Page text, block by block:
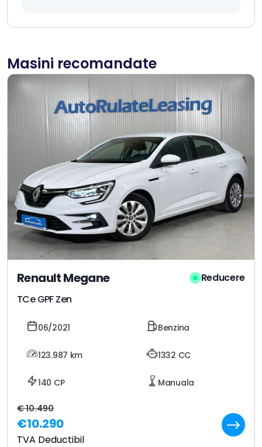
Masini recomandate
Renault Megane
TCe GPF Zen
Reducere
06/2021 Benzina
123.987 km 1332 CC
140 CP Manuala
€ 10.490
€10.290
TVA Deductibil